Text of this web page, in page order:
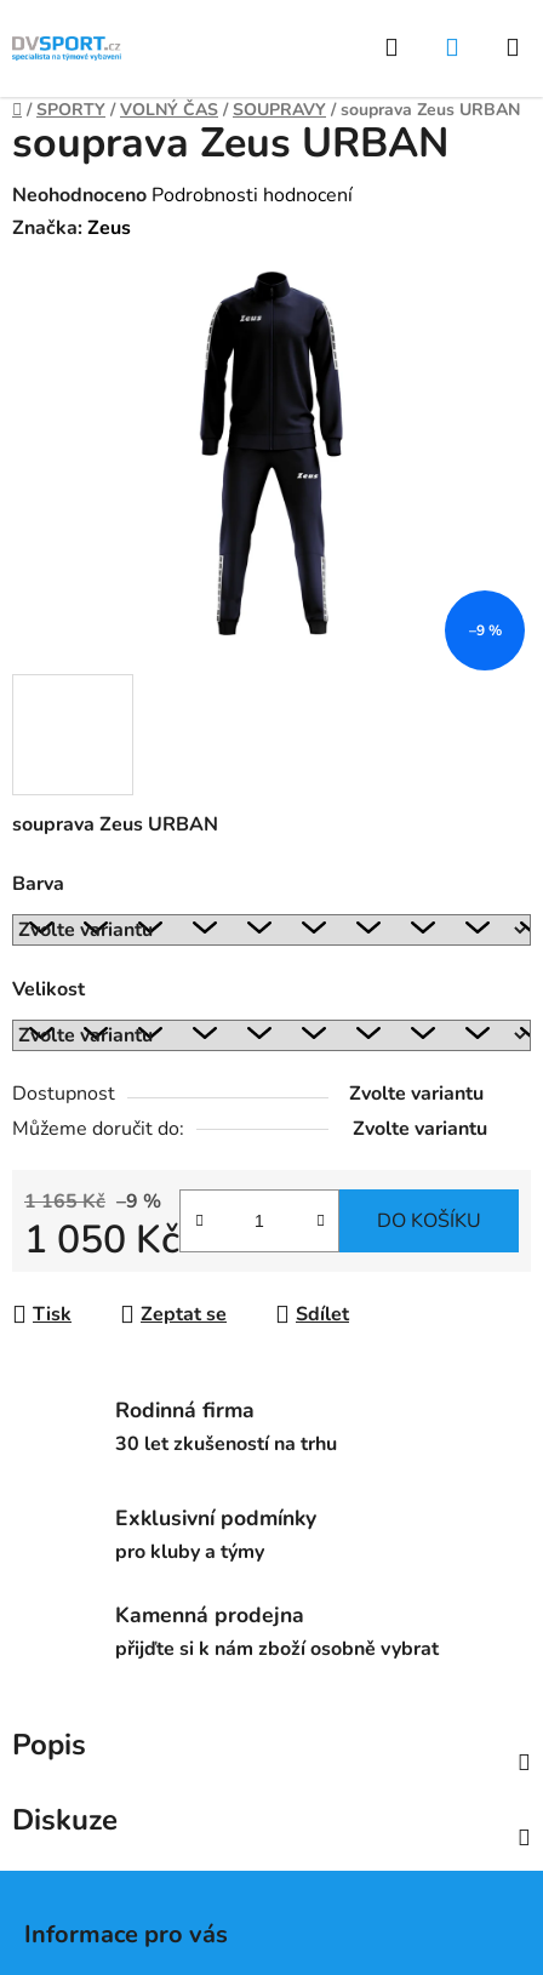
Přejít
na
Hledat
Domů
/ SPORTY / VOLNÝ ČAS / SOUPRAVY / souprava Zeus URBAN
souprava Zeus URBAN
Barva
Velikost
Dostupnost
Zvolte variantu
Můžeme doručit do:
Zvolte variantu
1 165 Kč –9 %
1 050 Kč DO KOŠÍKU
Tisk Zeptat se Sdílet
souprava Zeus URBAN
Průměrné
hodnocení
Neohodnoceno Podrobnosti hodnocení
Značka:Zeus
–9 %
Rodinná firma
30 let zkušeností na trhu
Exklusivní podmínky
pro kluby a týmy
Kamenná prodejna
přijďte si k nám zboží osobně vybrat
Popis
Diskuze
Informace pro vás